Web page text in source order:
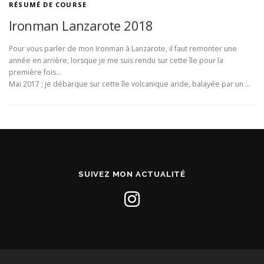
RÉSUMÉ DE COURSE
Ironman Lanzarote 2018
Pour vous parler de mon Ironman à Lanzarote, il faut remonter une
année en arrière, lorsque je me suis rendu sur cette île pour la
première fois…
Mai 2017 ; je débarque sur cette île volcanique aride, balayée par un …
SUIVEZ MON ACTUALITÉ